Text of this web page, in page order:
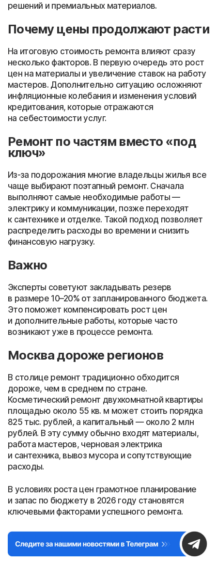
решений и премиальных материалов.
Почему цены продолжают расти
На итоговую стоимость ремонта влияют сразу
несколько факторов. В первую очередь это рост
цен на материалы и увеличение ставок на работу
мастеров. Дополнительно ситуацию осложняют
инфляционные колебания и изменения условий
кредитования, которые отражаются
на себестоимости услуг.
Ремонт по частям вместо «под
ключ»
Из-за подорожания многие владельцы жилья все
чаще выбирают поэтапный ремонт. Сначала
выполняют самые необходимые работы —
электрику и коммуникации, позже переходят
к сантехнике и отделке. Такой подход позволяет
распределить расходы во времени и снизить
финансовую нагрузку.
Важно
Эксперты советуют закладывать резерв
в размере 10–20% от запланированного бюджета.
Это поможет компенсировать рост цен
и дополнительные работы, которые часто
возникают уже в процессе ремонта.
Москва дороже регионов
В столице ремонт традиционно обходится
дороже, чем в среднем по стране.
Косметический ремонт двухкомнатной квартиры
площадью около 55 кв. м может стоить порядка
825 тыс. рублей, а капитальный — около 2 млн
рублей. В эту сумму обычно входят материалы,
работа мастеров, черновая электрика
и сантехника, вывоз мусора и сопутствующие
расходы.
В условиях роста цен грамотное планирование
и запас по бюджету в 2026 году становятся
ключевыми факторами успешного ремонта.